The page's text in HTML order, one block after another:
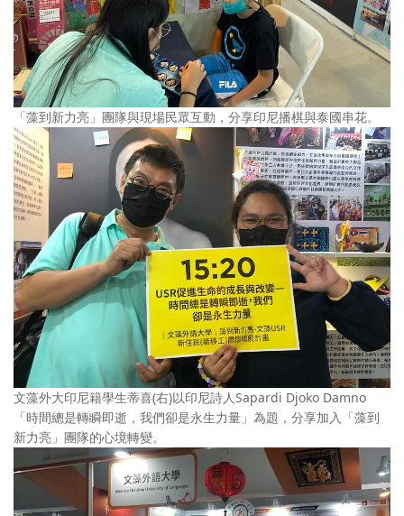
「藻到新力亮」團隊與現場民眾互動，分享印尼播棋與泰國串花。
文藻外大印尼籍學生蒂喜(右)以印尼詩人Sapardi Djoko Damno
「時間總是轉瞬即逝，我們卻是永生力量」為題，分享加入「藻到
新力亮」團隊的心境轉變。